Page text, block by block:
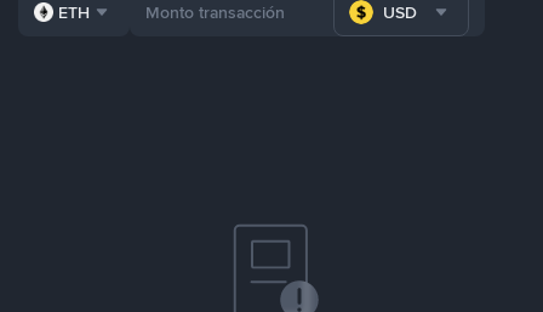
ETH USD